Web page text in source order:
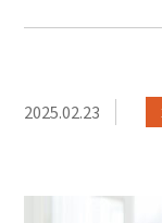
2025.02.23